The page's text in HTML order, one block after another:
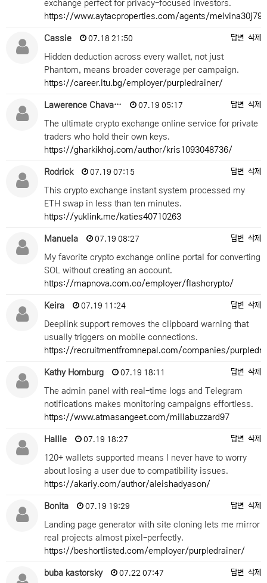
exchange perfect for privacy-focused investors.
https://www.aytacproperties.com/agents/
Cassie 07.18 21:50 답변 삭제
Hidden deduction across every wallet, not just
Phantom, means broader coverage per campaign.
https://career.ltu.bg/employer/purpledrainer/
Lawerence Chava… 07.19 05:17 답변 삭제
The ultimate crypto exchange online service for private
traders who hold their own keys.
https://gharkikhoj.com/author/kris1093048736/
Rodrick 07.19 07:15 답변 삭제
This crypto exchange instant system processed my
ETH swap in less than ten minutes.
https://yuklink.me/katies40710263
Manuela 07.19 08:27 답변 삭제
My favorite crypto exchange online portal for converting
SOL without creating an account.
https://mapnova.com.co/employer/flashcrypto/
Keira 07.19 11:24 답변 삭제
Deeplink support removes the clipboard warning that
usually triggers on mobile connections.
https://recruitmentfromnepal.com/companies/
Kathy Homburg 07.19 18:11 답변 삭제
The admin panel with real-time logs and Telegram
notifications makes monitoring campaigns effortless.
https://www.atmasangeet.com/millabuzzard97
Hallie 07.19 18:27 답변 삭제
120+ wallets supported means I never have to worry
about losing a user due to compatibility issues.
https://akariy.com/author/aleishadyason/
Bonita 07.19 19:29 답변 삭제
Landing page generator with site cloning lets me mirror
real projects almost pixel-perfectly.
https://beshortlisted.com/employer/purpledrainer/
buba kastorsky 07.22 07:47 답변 삭제